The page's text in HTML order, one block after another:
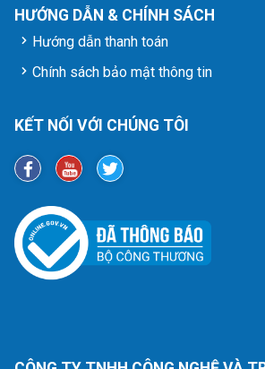
HƯỚNG DẪN & CHÍNH SÁCH
Hướng dẫn thanh toán
Chính sách bảo mật thông tin
KẾT NỐI VỚI CHÚNG TÔI